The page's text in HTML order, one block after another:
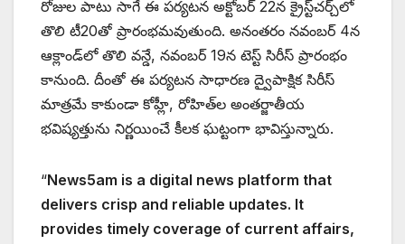
రోజుల పాటు సాగే ఈ పర్యటన అక్టోబర్ 22న క్రైస్ట్‌చర్చ్‌లో
తొలి టీ20తో ప్రారంభమవుతుంది. అనంతరం నవంబర్ 4న
ఆక్లాండ్‌లో తొలి వన్డే, నవంబర్ 19న టెస్ట్ సిరీస్ ప్రారంభం
కానుంది. దీంతో ఈ పర్యటన సాధారణ ద్వైపాక్షిక సిరీస్
మాత్రమే కాకుండా కోహ్లీ, రోహిత్‌ల అంతర్జాతీయ
భవిష్యత్తును నిర్ణయించే కీలక ఘట్టంగా భావిస్తున్నారు.
“News5am is a digital news platform that
delivers crisp and reliable updates. It
provides timely coverage of current affairs,